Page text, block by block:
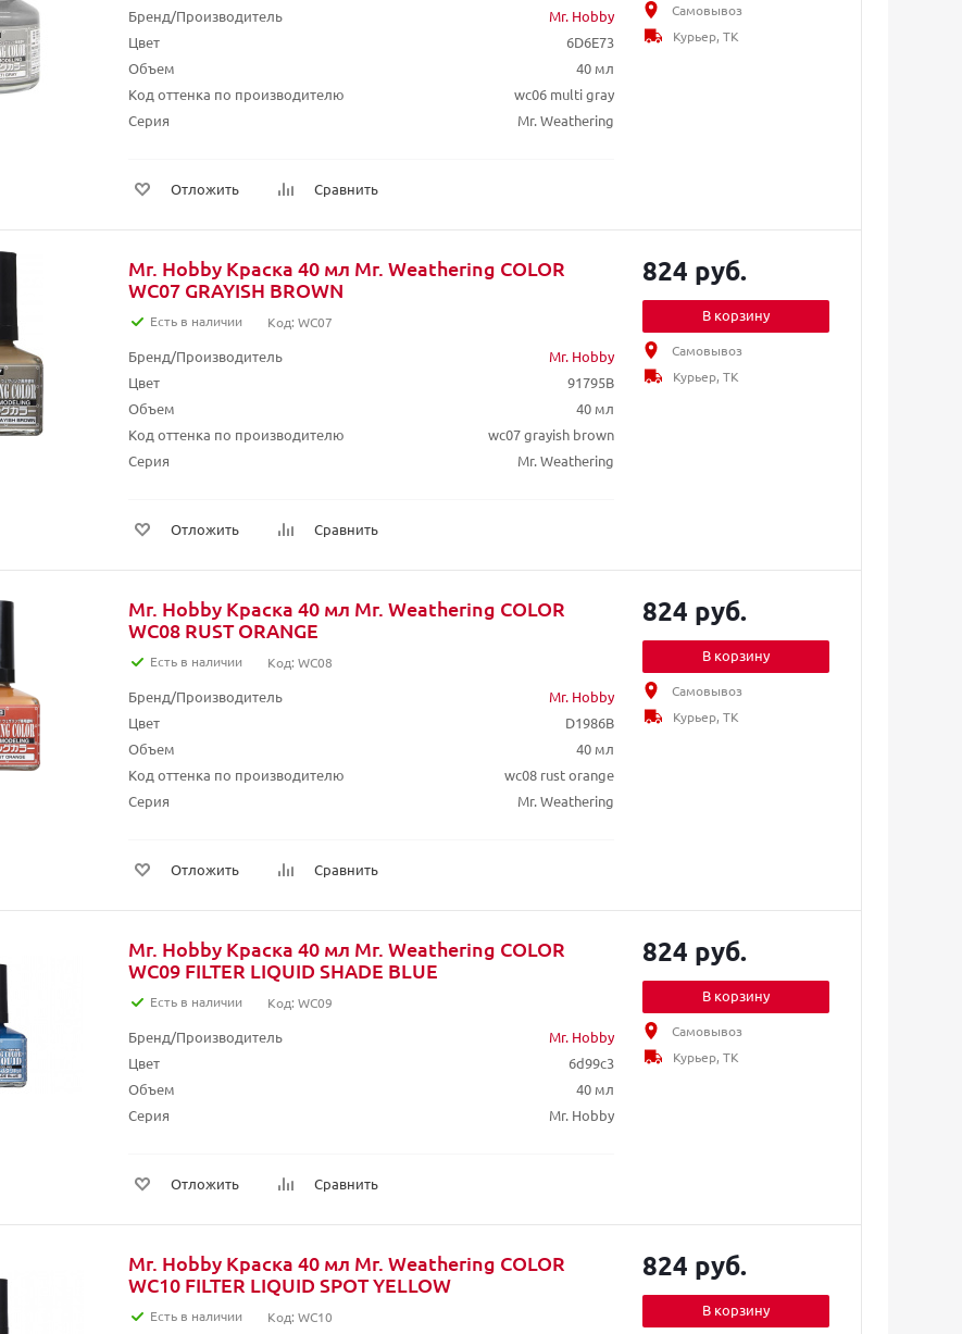
Бренд/Производитель
Mr. Hobby
Цвет
6D6E73
Объем
40 мл
Код оттенка по производителю
wc06 multi gray
Серия
Mr. Weathering
Отложить Сравнить
Самовывоз
Курьер, ТК
Mr. Hobby Краска 40 мл Mr. Weathering COLOR
WC07 GRAYISH BROWN
Есть в наличии Код: WC07
Бренд/Производитель
Mr. Hobby
Цвет
91795B
Объем
40 мл
Код оттенка по производителю
wc07 grayish brown
Серия
Mr. Weathering
Отложить Сравнить
824 руб.
В корзину
Самовывоз
Курьер, ТК
Mr. Hobby Краска 40 мл Mr. Weathering COLOR
WC08 RUST ORANGE
Есть в наличии Код: WC08
Бренд/Производитель
Mr. Hobby
Цвет
D1986B
Объем
40 мл
Код оттенка по производителю
wc08 rust orange
Серия
Mr. Weathering
Отложить Сравнить
824 руб.
В корзину
Самовывоз
Курьер, ТК
Mr. Hobby Краска 40 мл Mr. Weathering COLOR
WC09 FILTER LIQUID SHADE BLUE
Есть в наличии Код: WC09
Бренд/Производитель
Mr. Hobby
Цвет
6d99c3
Объем
40 мл
Серия
Mr. Hobby
Отложить Сравнить
824 руб.
В корзину
Самовывоз
Курьер, ТК
Mr. Hobby Краска 40 мл Mr. Weathering COLOR
WC10 FILTER LIQUID SPOT YELLOW
Есть в наличии Код: WC10
824 руб.
В корзину